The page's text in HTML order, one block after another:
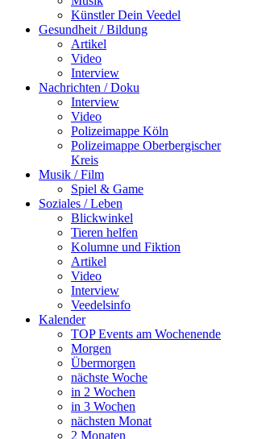
Künstler Dein Veedel
Gesundheit / Bildung
Artikel
Video
Interview
Nachrichten / Doku
Interview
Video
Polizeimappe Köln
Polizeimappe Oberbergischer
Kreis
Musik / Film
Spiel & Game
Soziales / Leben
Blickwinkel
Tieren helfen
Kolumne und Fiktion
Artikel
Video
Interview
Veedelsinfo
Kalender
TOP Events am Wochenende
Morgen
Übermorgen
nächste Woche
in 2 Wochen
in 3 Wochen
nächsten Monat
2 Monaten